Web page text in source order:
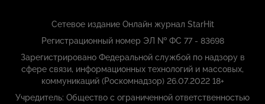
Сетевое издание Онлайн журнал StarHit
Регистрационный номер ЭЛ № ФС 77 - 83698
Зарегистрировано Федеральной службой по надзору в
сфере связи, информационных технологий и массовых,
коммуникаций (Роскомнадзор) 26.07.2022 18+
Учредитель: Общество с ограниченной ответственностью